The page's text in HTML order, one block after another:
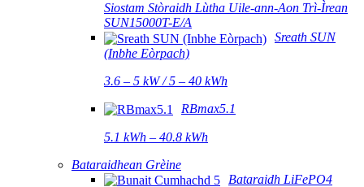
Siostam Stòraidh Lùtha Uile-ann-Aon Trì-Ìrean
SUN15000T-E/A
Sreath SUN
(Inbhe Eòrpach)
3.6 – 5 kW / 5 – 40 kWh
RBmax5.1
5.1 kWh – 40.8 kWh
Bataraidhean Grèine
Bataraidh LiFePO4